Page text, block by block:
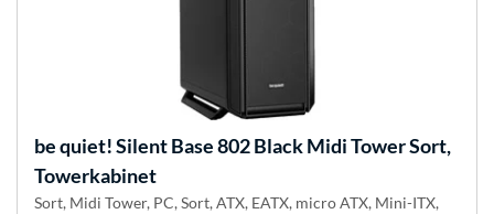
be quiet!Silent Base 802 Black Midi Tower Sort,
Towerkabinet
Sort, Midi Tower, PC, Sort, ATX, EATX, micro ATX, Mini-ITX,